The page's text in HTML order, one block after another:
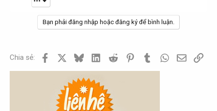
Bạn phải đăng nhập hoặc đăng ký để bình luận.
Chia sẻ: Facebook BlueskyLinkedInReddit PinterestTumblrWhatsApp
EmailLink